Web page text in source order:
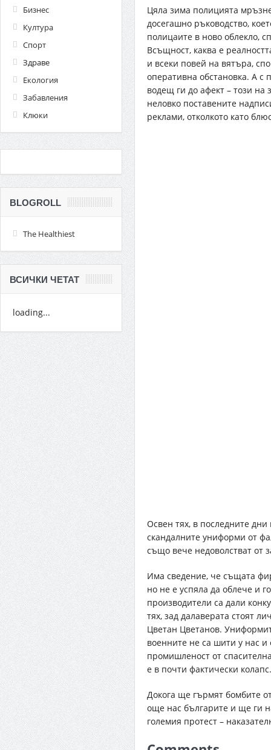
Цяла зима полицията
досегашно ръководство,
полицаите в ново облекло,
Всъщност, каква е
и всеки повей на вятъра,
оперативна обстановка. А с
водещ ги до афект – този на
неловко поставените
реклами, отколкото като
Освен тях, в последните
скандалните униформи от
също вече недоволстват от
Има сведение, че същата
но не е успяла да облече и
производители са дали
тях, зад далаверата стоят
Цветан Цветанов.
военните не са шити у нас
промишленост от
е в почти фактически колапс.
Докога ще гърмят бомбите
още нас българите и ще ги
големия протест –
Бизнес
Култура
Спорт
Здраве
Екология
Забавления
Клюки
BLOGROLL
The Healthiest
ВСИЧКИ ЧЕТАТ
loading...